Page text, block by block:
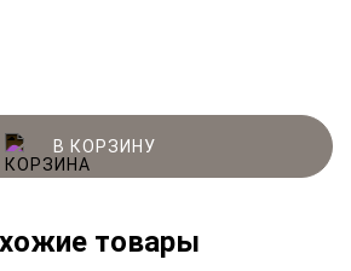
В КОРЗИНУ
товары